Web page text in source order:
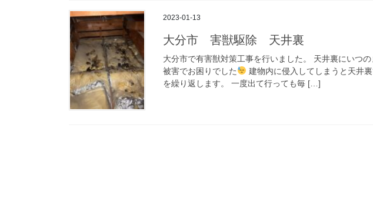
2023-01-13
大分市 害獣駆除 天井裏
大分市で有害獣対策工事を行いました。 天井裏にいつ
被害でお困りでした
建物内に侵入してしまうと天井
を繰り返します。 一度出て行っても毎 […]